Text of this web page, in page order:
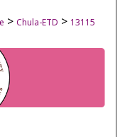
> Chula-ETD > 13115